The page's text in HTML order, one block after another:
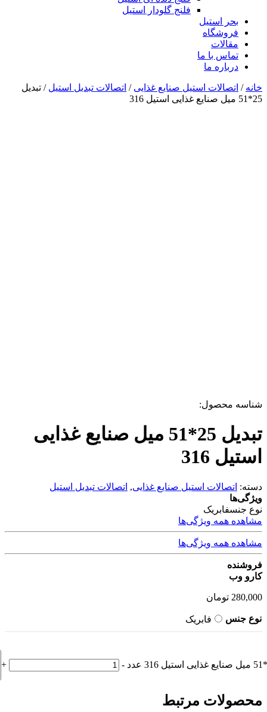
فلنج گلودار استیل
بحر استیل
فروشگاه
مقالات
تماس با ما
درباره ما
خانه / اتصالات استیل صنایع غذایی / اتصالات تبدیل استیل / تبدیل
25*51 میل صنایع غذایی استیل 316
شناسه محصول:
تبدیل 25*51 میل صنایع غذایی
استیل 316
دسته: اتصالات استیل صنایع غذایی, اتصالات تبدیل استیل
ویژگی‌ها
نوع جنسفابریک
مشاهده همه ویژگی‌ها
مشاهده همه ویژگی‌ها
فروشنده
کارو وب
280,000 تومان
نوع جنس فابریک
-
+
محصولات مرتبط